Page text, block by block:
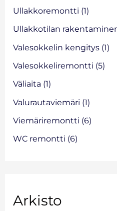
Ullakkoremontti (1)
Ullakkotilan
Valesokkelin kengitys (1)
Valesokkeliremontti (5)
Väliaita (1)
Valurautaviemäri (1)
Viemäriremontti (6)
WC remontti (6)
Arkisto